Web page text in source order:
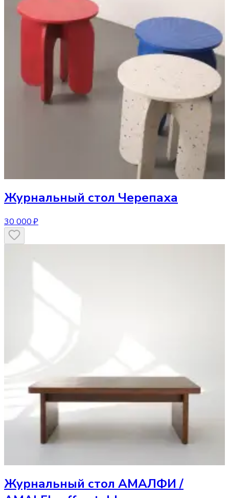
Журнальный стол Черепаха
30 000 ₽
Журнальный стол АМАЛФИ /